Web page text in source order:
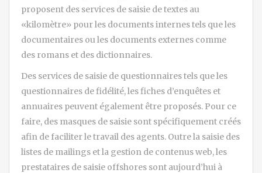
proposent des services de saisie de textes au
«kilomètre» pour les documents internes tels que les
documentaires ou les documents externes comme
des romans et des dictionnaires.
Des services de saisie de questionnaires tels que les
questionnaires de fidélité, les fiches d’enquêtes et
annuaires peuvent également être proposés. Pour ce
faire, des masques de saisie sont spécifiquement créés
afin de faciliter le travail des agents. Outre la saisie des
listes de mailings et la gestion de contenus web, les
prestataires de saisie offshores sont aujourd’hui à